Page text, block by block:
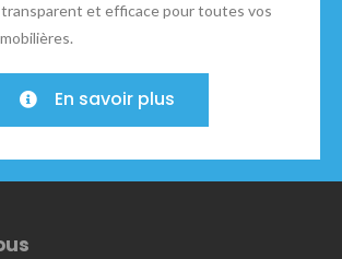
et efficace pour toutes vos
En savoir plus